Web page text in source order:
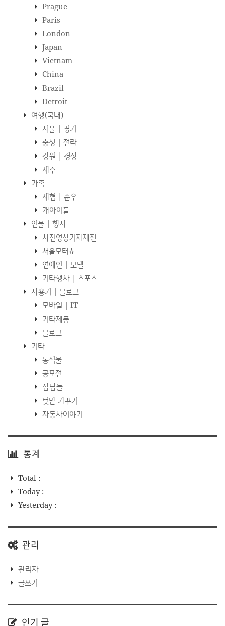
Prague
Paris
London
Japan
Vietnam
China
Brazil
Detroit
여행(국내)
서울 | 경기
충청 | 전라
강원 | 경상
제주
가족
재협 | 준우
개아이들
인물 | 행사
사진영상기자재전
서울모터쇼
연예인 | 모델
기타행사 | 스포츠
사용기 | 블로그
모바일 | IT
기타제품
블로그
기타
동식물
공모전
잡담들
텃밭 가꾸기
자동차이야기
통계
Total :
Today :
Yesterday :
관리
관리자
글쓰기
인기 글